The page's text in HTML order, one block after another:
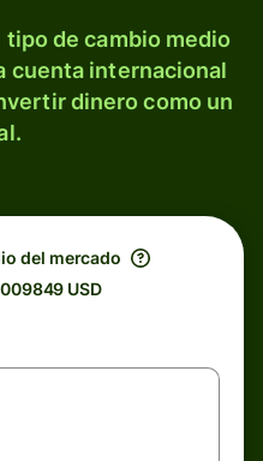
tipo de cambio medio
cuenta internacional
dinero como un
del mercado
USD